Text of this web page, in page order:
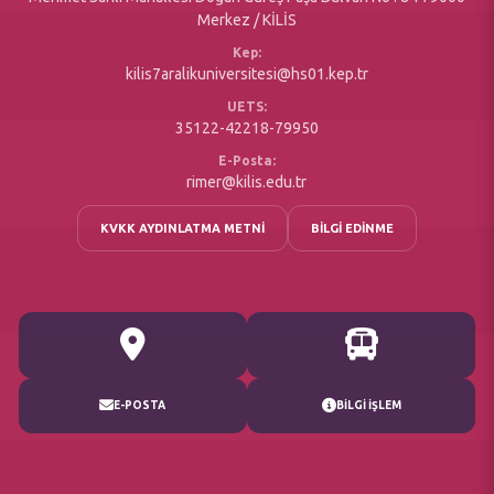
E-POSTA BİLGİ İŞLEM
Merkez / KİLİS
Kep:
kilis7aralikuniversitesi@hs01.kep.tr
UETS:
35122-42218-79950
E-Posta:
rimer@kilis.edu.tr
KVKK AYDINLATMA METNİ BİLGİ EDİNME